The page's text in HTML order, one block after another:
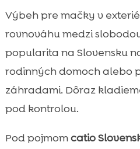
pre pohodlie mačky
Stavba vonkajšieho
postup od návrhu
 Materiály a
a spojovací materiál
predátori a otravy
Výbeh pre mačky v
rovnováhu medzi
popularita na Slovensku
rodinných domoch alebo
záhradami. Dôraz
pod kontrolou.
Pod pojmomcatio